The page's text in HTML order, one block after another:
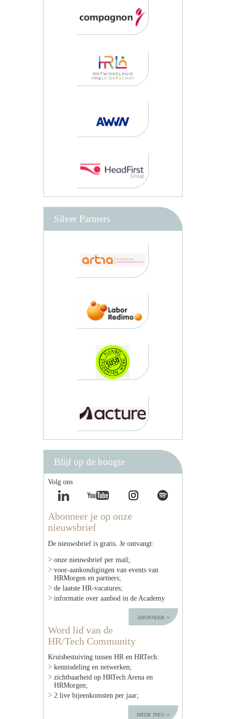
Silver Partners
Blijf op de hoogte
Volg ons
Abonneer je op onze
nieuwsbrief
De nieuwsbrief is gratis. Je ontvangt:
onze nieuwsbrief per mail;
voor-aankondigingen van events van
HRMorgen en partners;
de laatste HR-vacatures;
informatie over aanbod in de Academy
abonneer
Word lid van de
HR/Tech Community
Kruisbestuiving tussen HR en HRTech:
kennisdeling en netwerken;
zichtbaarheid op HRTech Arena en
HRMorgen;
2 live bijeenkomsten per jaar;
meer info